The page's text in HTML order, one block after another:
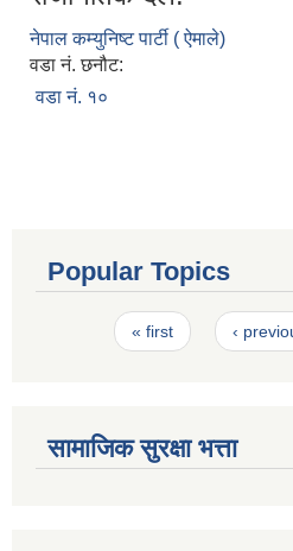
नेपाल कम्युनिष्ट पार्टी ( ऐमाले)
वडा नं. छनौट:
वडा नं. १०
Popular Topics
Pages« first ‹
सामाजिक सुरक्षा भत्ता